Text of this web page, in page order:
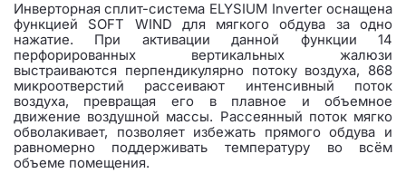
Инверторная сплит-система ELYSIUM Inverter оснащена
функцией SOFT WIND для мягкого обдува за одно
нажатие. При активации данной функции 14
перфорированных вертикальных жалюзи
выстраиваются перпендикулярно потоку воздуха, 868
микроотверстий рассеивают интенсивный поток
воздуха, превращая его в плавное и объемное
движение воздушной массы. Рассеянный поток мягко
обволакивает, позволяет избежать прямого обдува и
равномерно поддерживать температуру во всём
объеме помещения.